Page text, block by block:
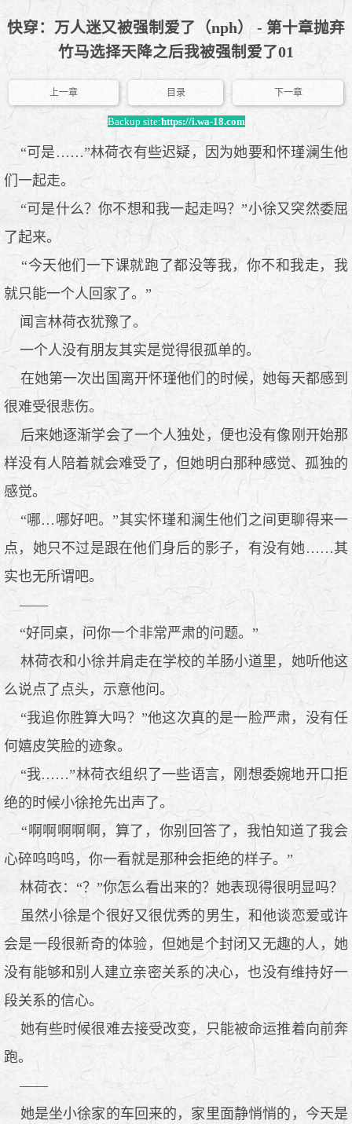
快穿：万人迷又被强制爱了（nph） - 第十章抛弃
竹马选择天降之后我被强制爱了01
上一章 目录 下一章
Backup site:https://i.wa-18.com
“可是……”林荷衣有些迟疑，因为她要和怀瑾澜生他
们一起走。
“可是什么？你不想和我一起走吗？”小徐又突然委屈
了起来。
“今天他们一下课就跑了都没等我，你不和我走，我
就只能一个人回家了。”
闻言林荷衣犹豫了。
一个人没有朋友其实是觉得很孤单的。
在她第一次出国离开怀瑾他们的时候，她每天都感到
很难受很悲伤。
后来她逐渐学会了一个人独处，便也没有像刚开始那
样没有人陪着就会难受了，但她明白那种感觉、孤独的
感觉。
“哪…哪好吧。”其实怀瑾和澜生他们之间更聊得来一
点，她只不过是跟在他们身后的影子，有没有她……其
实也无所谓吧。
——
“好同桌，问你一个非常严肃的问题。”
林荷衣和小徐并肩走在学校的羊肠小道里，她听他这
么说点了点头，示意他问。
“我追你胜算大吗？”他这次真的是一脸严肃，没有任
何嬉皮笑脸的迹象。
“我……”林荷衣组织了一些语言，刚想委婉地开口拒
绝的时候小徐抢先出声了。
“啊啊啊啊啊，算了，你别回答了，我怕知道了我会
心碎呜呜呜，你一看就是那种会拒绝的样子。”
林荷衣：“？”你怎么看出来的？她表现得很明显吗？
虽然小徐是个很好又很优秀的男生，和他谈恋爱或许
会是一段很新奇的体验，但她是个封闭又无趣的人，她
没有能够和别人建立亲密关系的决心，也没有维持好一
段关系的信心。
她有些时候很难去接受改变，只能被命运推着向前奔
跑。
——
她是坐小徐家的车回来的，家里面静悄悄的，今天是